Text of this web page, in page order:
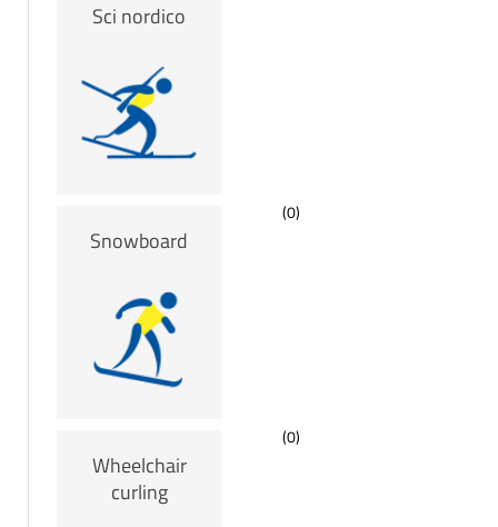
Sci nordico
Snowboard
(0)
Wheelchair
curling
(0)